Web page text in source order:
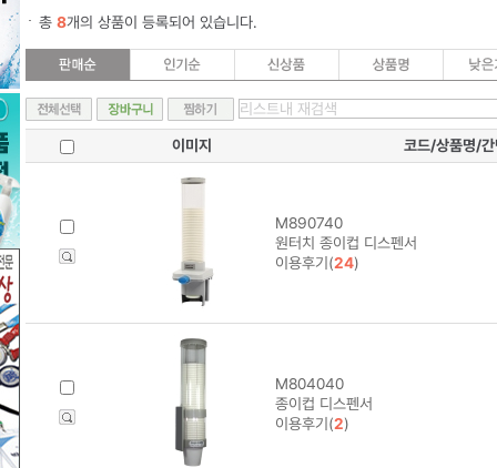
총 8개의 상품이 등록되어 있습니다.
이미지 코드/상품명/간
M890740
원터치 종이컵 디스펜서
이용후기(24)
M804040
종이컵 디스펜서
이용후기(2)